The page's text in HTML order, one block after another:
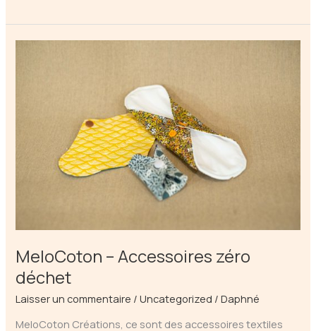
–
Maroquinerie
MeloCoton – Accessoires zéro
déchet
Laisser un commentaire /Uncategorized /Daphné
MeloCoton Créations, ce sont des accessoires textiles